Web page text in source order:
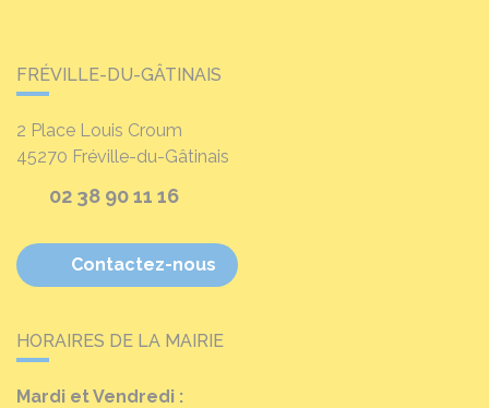
FRÉVILLE-DU-GÂTINAIS
2 Place Louis Croum
45270 Fréville-du-Gâtinais
02 38 90 11 16
Contactez-nous
HORAIRES DE LA MAIRIE
Mardi et Vendredi :